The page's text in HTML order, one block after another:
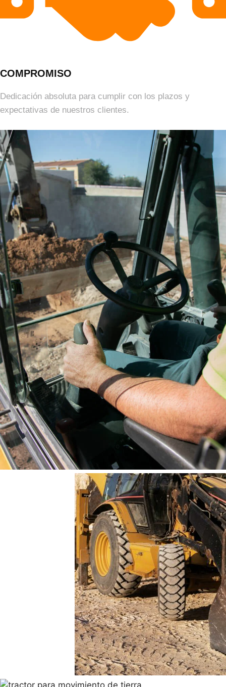
COMPROMISO
Dedicación absoluta para cumplir con los plazos y
expectativas de nuestros clientes.